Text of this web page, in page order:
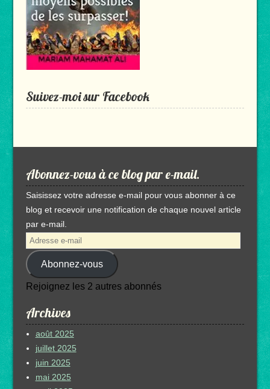
Suivez-moi sur Facebook
Abonnez-vous à ce blog par e-mail.
Saisissez votre adresse e-mail pour vous abonner à ce
blog et recevoir une notification de chaque nouvel article
par e-mail.
Adresse
e-
mail Abonnez-vous
Rejoignez les 2 autres abonnés
Archives
août 2025
juillet 2025
juin 2025
mai 2025